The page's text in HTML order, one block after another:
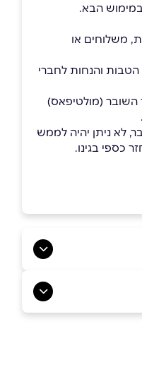
הבא.
משלוחים או
והנחות לחברי
השובר (מולטיפאס)
לא ניתן יהיה לממש
כספי בגינו.
באינסטגרם